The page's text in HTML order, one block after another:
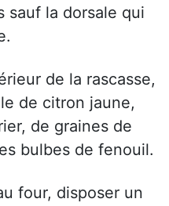
sauf la dorsale qui
de la rascasse,
de citron jaune,
de graines de
bulbes de fenouil.
four, disposer un